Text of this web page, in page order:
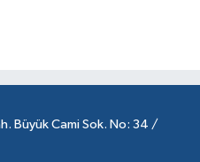
Büyük Cami Sok. No: 34 /